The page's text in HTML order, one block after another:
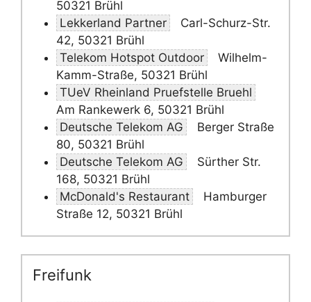
50321 Brühl
Lekkerland Partner
Carl-Schurz-Str.
42, 50321 Brühl
Telekom Hotspot Outdoor
Wilhelm-
Kamm-Straße, 50321 Brühl
TUeV Rheinland Pruefstelle Bruehl
Am Rankewerk 6, 50321 Brühl
Deutsche Telekom AG
Berger Straße
80, 50321 Brühl
Deutsche Telekom AG
Sürther Str.
168, 50321 Brühl
McDonald's Restaurant
Hamburger
Straße 12, 50321 Brühl
Freifunk